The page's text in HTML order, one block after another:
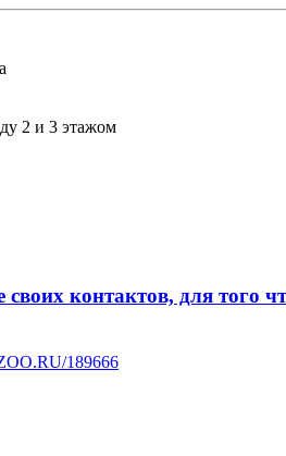
2 и 3 этажом
контактов, для того
189666